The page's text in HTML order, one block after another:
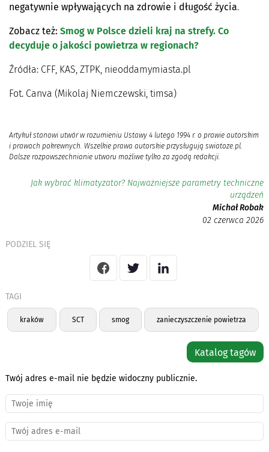
negatywnie wpływających na zdrowie i długość życia.
Zobacz też: Smog w Polsce dzieli kraj na strefy. Co
decyduje o jakości powietrza w regionach?
Źródła: CFF, KAS, ZTPK, nieoddamymiasta.pl
Fot. Canva (Mikolaj Niemczewski, timsa)
Artykuł stanowi utwór w rozumieniu Ustawy 4 lutego 1994 r. o prawie autorskim
i prawach pokrewnych. Wszelkie prawa autorskie przysługują swiatoze.pl.
Dalsze rozpowszechnianie utworu możliwe tylko za zgodą redakcji.
Jak wybrać klimatyzator? Najważniejsze parametry techniczne
urządzeń
Michał Robak
02 czerwca 2026
PODZIEL SIĘ
TAGI
kraków SCT smog zanieczyszczenie powietrza
Katalog tagów
Twój adres e-mail nie będzie widoczny publicznie.